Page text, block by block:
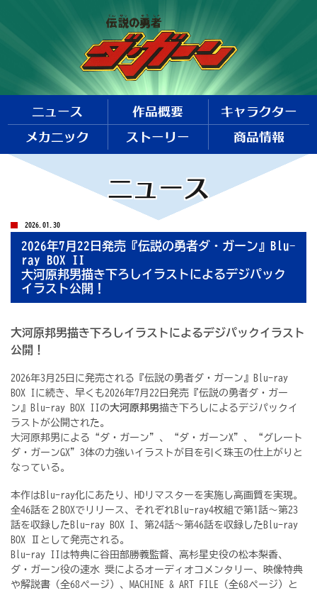
ニュース 作品概要
キャラクター
メカニック
ストーリー 商品情報
ニュース
2026.01.30
2026年7月22日発売『伝説の勇者ダ・ガーン』Blu-
ray BOX II
大河原邦男描き下ろしイラストによるデジパック
イラスト公開！
大河原邦男描き下ろしイラストによるデジパックイラスト
公開！
2026年3月25日に発売される『伝説の勇者ダ・ガーン』Blu-ray
BOX Iに続き、 早くも2026年7月22日発売『伝説の勇者ダ・ガー
ン』Blu-ray BOX IIの大河原邦男描き下ろしによるデジパックイ
ラストが公開された。
大河原邦男による“ダ・ガーン”、“ダ・ガーンX”、“グレート
ダ・ガーンGX”3体の力強いイラストが目を引く珠玉の仕上がりと
なっている。
本作はBlu-ray化にあたり、HDリマスターを実施し高画質を実現。
全46話を２BOXでリリース、それぞれBlu-ray4枚組で第1話～第23
話を収録したBlu-ray BOX I、第24話～第46話を収録したBlu-ray
BOX Ⅱとして発売される。
Blu-ray IIは特典に谷田部勝義監督、高杉星史役の松本梨香、
ダ・ガーン役の速水 奨によるオーディオコメンタリー、映像特典
や解説書（全68ページ）、MACHINE & ART FILE（全68ページ）と